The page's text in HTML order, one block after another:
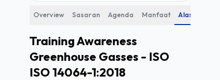
Overview Sasaran Agenda Manfaat Alasan
Training Awareness
Greenhouse Gasses - ISO
ISO 14064-1:2018